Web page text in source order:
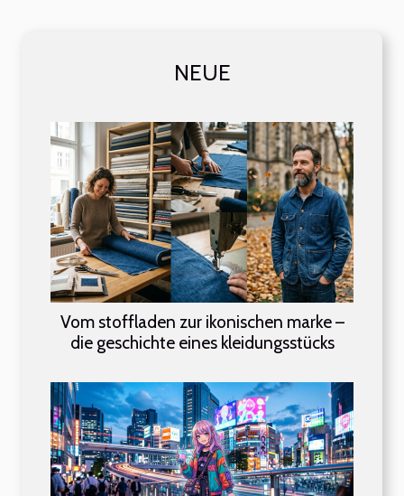
NEUE
Vom stoffladen zur ikonischen marke –
die geschichte eines kleidungsstücks